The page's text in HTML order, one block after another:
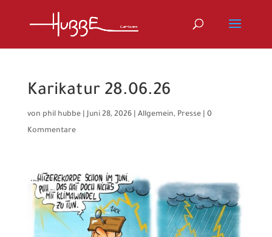
Karikatur 28.06.26
von phil hubbe|Juni 28, 2026| Allgemein, Presse| 0
Kommentare